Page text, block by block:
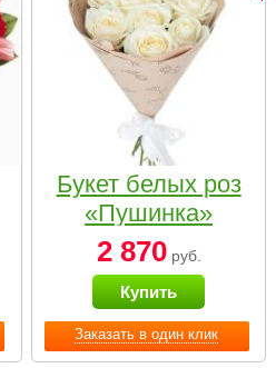
Заказать в один клик
Букет белых роз
«Пушинка»
2 870руб.
Купить